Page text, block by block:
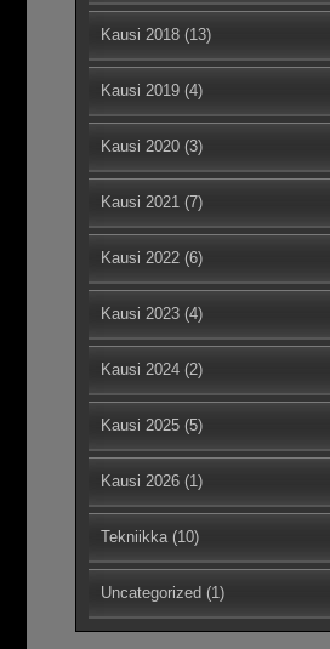
Kausi 2018 (13)
Kausi 2019 (4)
Kausi 2020 (3)
Kausi 2021 (7)
Kausi 2022 (6)
Kausi 2023 (4)
Kausi 2024 (2)
Kausi 2025 (5)
Kausi 2026 (1)
Tekniikka (10)
Uncategorized (1)